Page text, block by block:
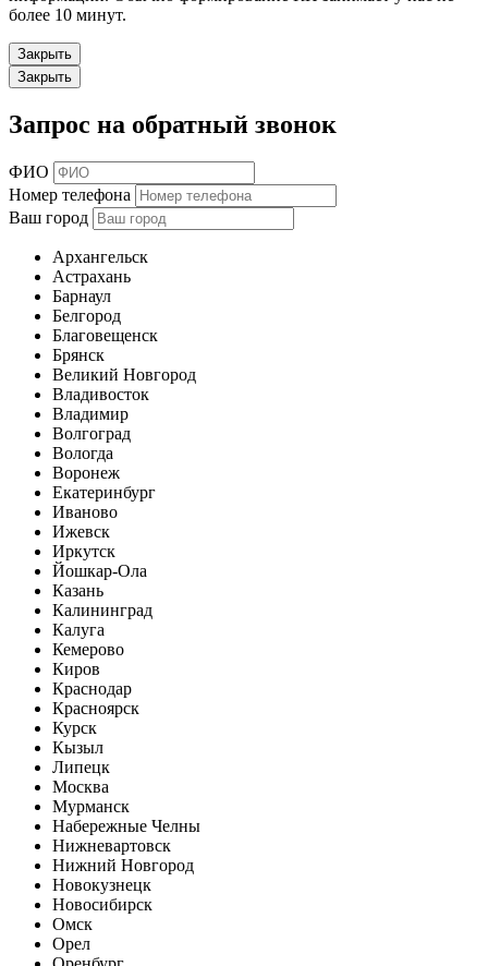
более 10 минут.
Закрыть
Закрыть
Запрос на обратный звонок
ФИО
Номер телефона
Ваш город
Архангельск
Астрахань
Барнаул
Белгород
Благовещенск
Брянск
Великий Новгород
Владивосток
Владимир
Волгоград
Вологда
Воронеж
Екатеринбург
Иваново
Ижевск
Иркутск
Йошкар-Ола
Казань
Калининград
Калуга
Кемерово
Киров
Краснодар
Красноярск
Курск
Кызыл
Липецк
Москва
Мурманск
Набережные Челны
Нижневартовск
Нижний Новгород
Новокузнецк
Новосибирск
Омск
Орел